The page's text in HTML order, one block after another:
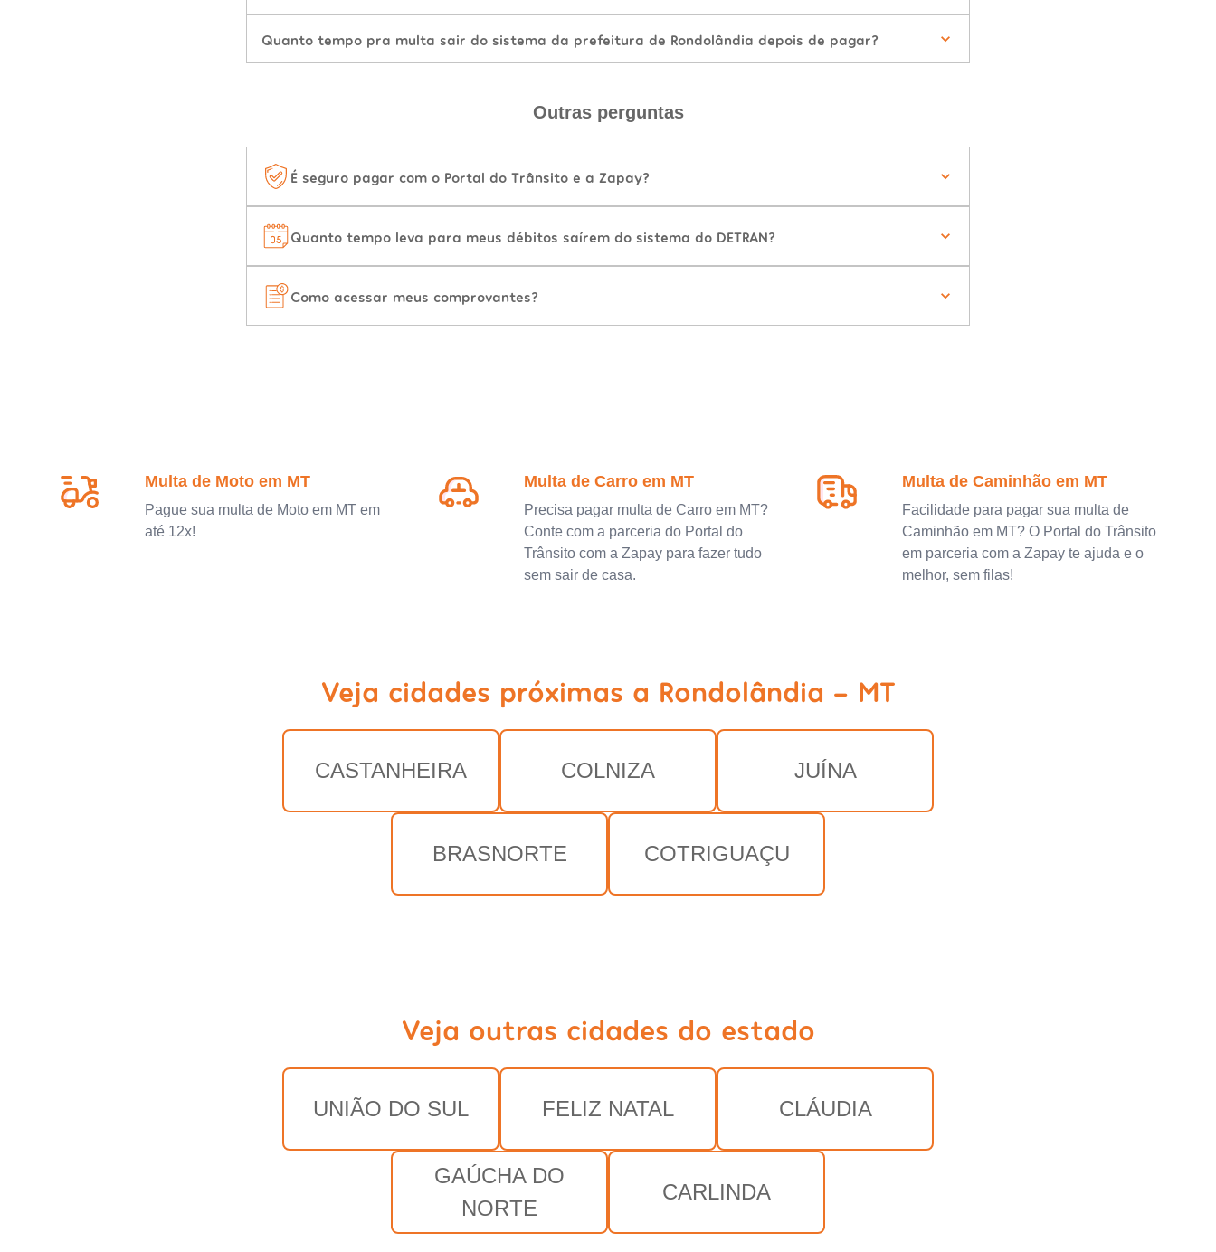
Quanto tempo pra multa sair do sistema da prefeitura de Rondolândia depois de pagar?
Outras perguntas
É seguro pagar com o Portal do Trânsito e a Zapay?
Quanto tempo leva para meus débitos saírem do sistema do DETRAN?
Como acessar meus comprovantes?
Multa de Moto em MT
Pague sua multa de Moto em MT em
até 12x!
Multa de Carro em MT
Precisa pagar multa de Carro em MT?
Conte com a parceria do Portal do
Trânsito com a Zapay para fazer tudo
sem sair de casa.
Multa de Caminhão em MT
Facilidade para pagar sua multa de
Caminhão em MT? O Portal do Trânsito
em parceria com a Zapay te ajuda e o
melhor, sem filas!
Veja cidades próximas a Rondolândia - MT
CASTANHEIRA COLNIZA JUÍNA
BRASNORTE COTRIGUAÇU
Veja outras cidades do estado
UNIÃO DO SUL FELIZ NATAL CLÁUDIA
GAÚCHA DO
NORTE
CARLINDA